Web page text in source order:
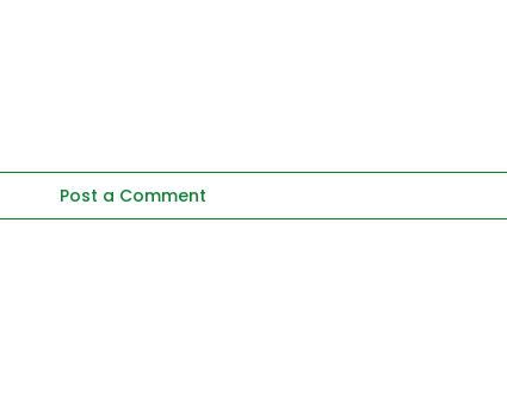
Post a Comment